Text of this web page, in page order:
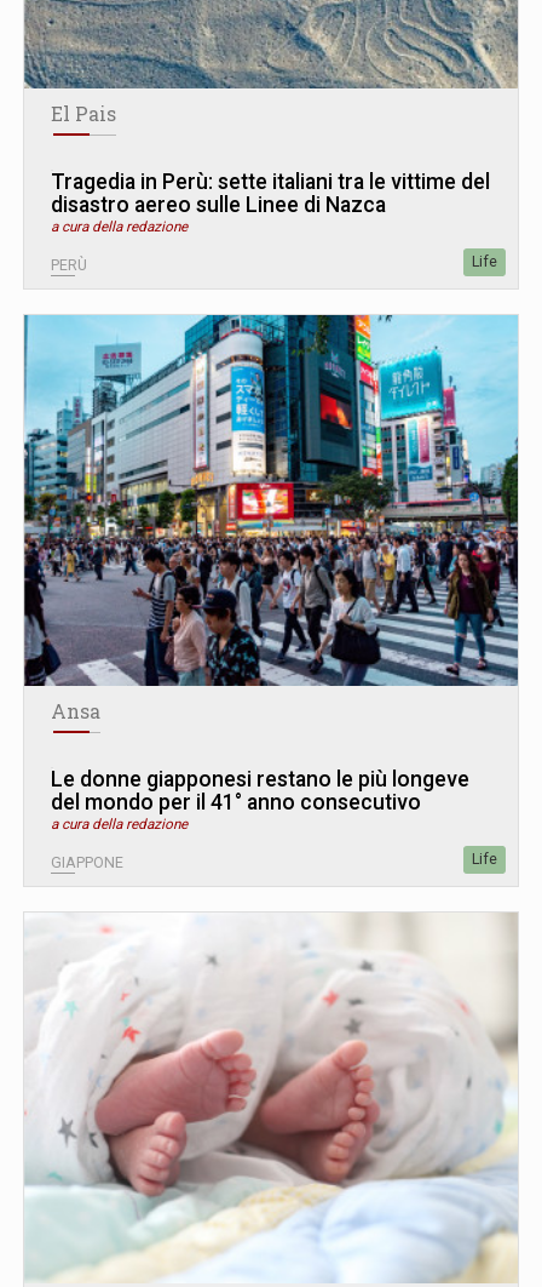
El Pais
Tragedia in Perù: sette italiani tra le vittime del
disastro aereo sulle Linee di Nazca
a cura della redazione
PERÙ Life
Ansa
Le donne giapponesi restano le più longeve
del mondo per il 41° anno consecutivo
a cura della redazione
GIAPPONE Life